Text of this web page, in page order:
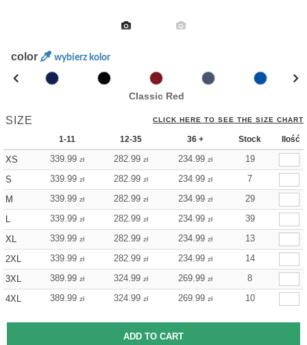
color wybierz kolor
Classic Red
SIZE CLICK HERE TO SEE THE SIZE CHART
1-11 12-35 36 + Stock Ilość
XS 339.99 zł 282.99 zł 234.99 zł
19
S
339.99 zł 282.99 zł 234.99 zł
7
M
339.99 zł 282.99 zł 234.99 zł
29
L
339.99 zł 282.99 zł 234.99 zł
39
XL
339.99 zł 282.99 zł 234.99 zł
13
2XL
339.99 zł 282.99 zł 234.99 zł
14
3XL
389.99 zł 324.99 zł 269.99 zł
8
4XL
389.99 zł 324.99 zł 269.99 zł 10